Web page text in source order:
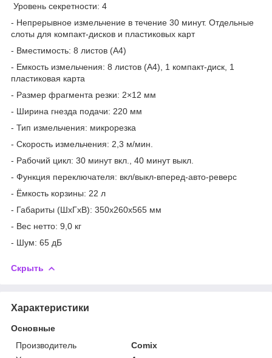
Уровень секретности: 4
- Непрерывное измельчение в течение 30 минут. Отдельные
слоты для компакт-дисков и пластиковых карт
- Вместимость: 8 листов (A4)
- Емкость измельчения: 8 листов (A4), 1 компакт-диск, 1
пластиковая карта
- Размер фрагмента резки: 2×12 мм
- Ширина гнезда подачи: 220 мм
- Тип измельчения: микрорезка
- Скорость измельчения: 2,3 м/мин.
- Рабочий цикл: 30 минут вкл., 40 минут выкл.
- Функция переключателя: вкл/выкл-вперед-авто-реверс
- Ёмкость корзины: 22 л
- Габариты (ШхГхВ): 350x260x565 мм
- Вес нетто: 9,0 кг
- Шум: 65 дБ
Скрыть
Характеристики
Основные
Производитель
Comix